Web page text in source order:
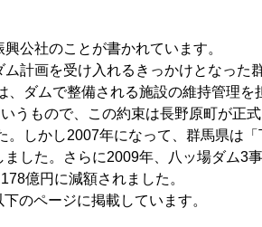
公社のことが書かれています。
計画を受け入れるきっかけとなった
ダムで整備される施設の維持管理を
うもので、この約束は長野原町が正
しかし2007年になって、群馬県は
した。さらに2009年、八ッ場ダム3
億円に減額されました。
のページに掲載しています。